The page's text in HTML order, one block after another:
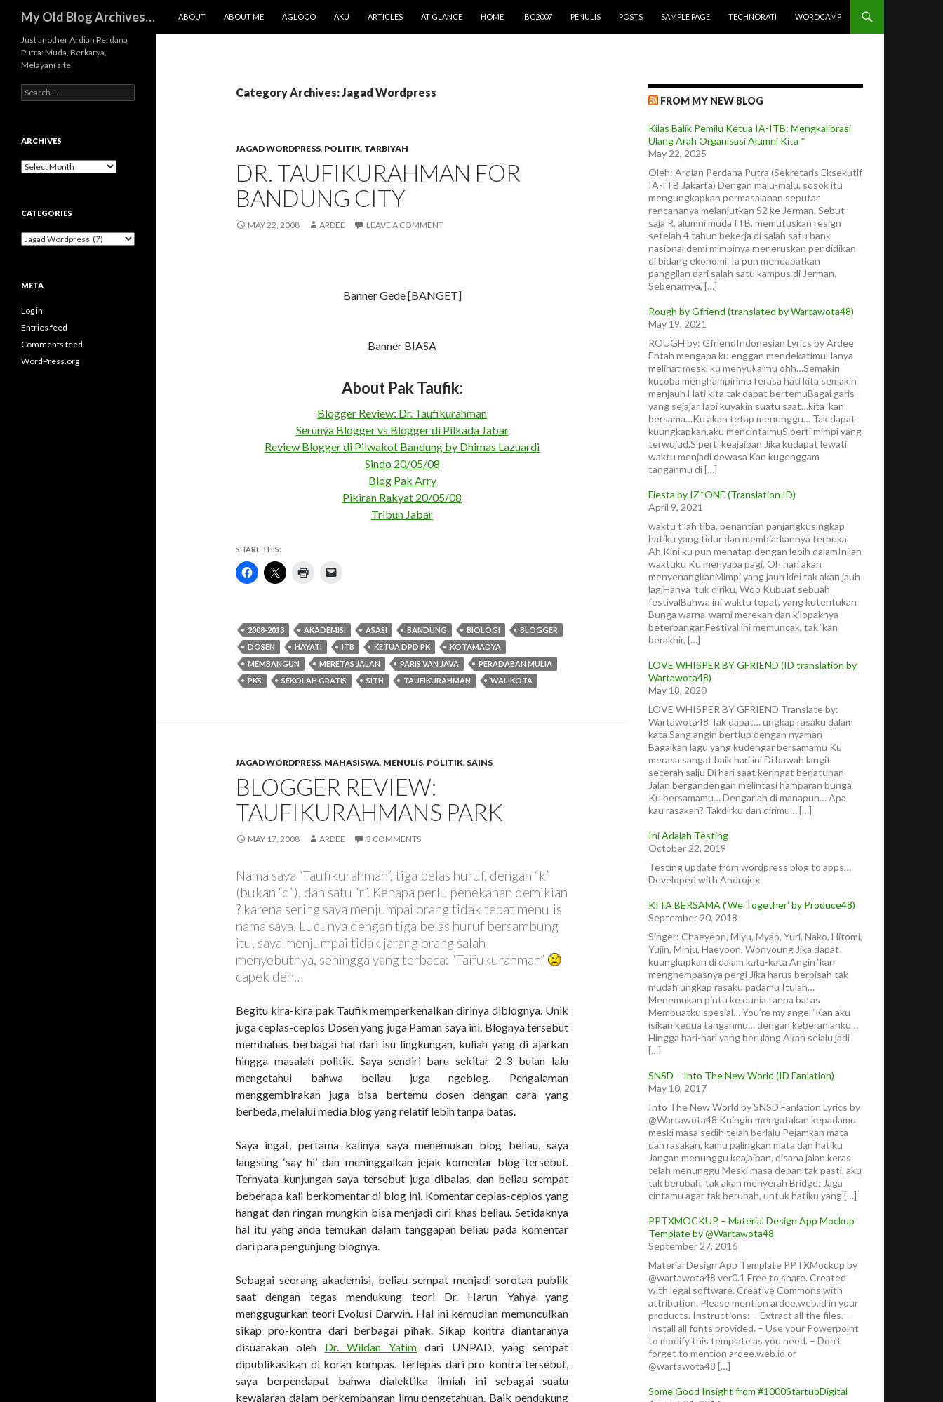
My Old Blog Archives…
ABOUT
ABOUT ME AGLOCO AKU ARTICLES AT GLANCE HOME IBC2007 PENULIS POSTS SAMPLE PAGE TECHNORATI WORDCAMP
Category Archives: Jagad Wordpress
JAGAD WORDPRESS, POLITIK, TARBIYAH
DR. TAUFIKURAHMAN FOR
BANDUNG CITY
MAY 22, 2008 ARDEE LEAVE A COMMENT
Banner Gede [BANGET]
Banner BIASA
About Pak Taufik:
Blogger Review: Dr. Taufikurahman
Serunya Blogger vs Blogger di Pilkada Jabar
Review Blogger di Pilwakot Bandung by Dhimas Lazuardi
Sindo 20/05/08
Blog Pak Arry
Pikiran Rakyat 20/05/08
Tribun Jabar
SHARE THIS:
2008-2013 AKADEMISI ASASI BANDUNG BIOLOGI
BLOGGER
DOSEN
HAYATI ITB KETUA DPD PK
KOTAMADYA
MEMBANGUN
MERETAS JALAN PARIS VAN JAVA
PERADABAN MULIA
PKS
SEKOLAH GRATIS SITH TAUFIKURAHMAN WALIKOTA
JAGAD WORDPRESS, MAHASISWA, MENULIS, POLITIK, SAINS
BLOGGER REVIEW:
TAUFIKURAHMANS PARK
MAY 17, 2008 ARDEE 3 COMMENTS
Nama saya “Taufikurahman”, tiga belas huruf, dengan “k”
(bukan “q”), dan satu “r”. Kenapa perlu penekanan demikian
? karena sering saya menjumpai orang tidak tepat menulis
nama saya. Lucunya dengan tiga belas huruf bersambung
itu, saya menjumpai tidak jarang orang salah
menyebutnya, sehingga yang terbaca: “Taifukurahman”
capek deh…
Begitu kira-kira pak Taufik memperkenalkan dirinya diblognya. Unik
juga ceplas-ceplos Dosen yang juga Paman saya ini. Blognya tersebut
membahas berbagai hal dari isu lingkungan, kuliah yang di ajarkan
hingga masalah politik. Saya sendiri baru sekitar 2-3 bulan lalu
mengetahui bahwa beliau juga ngeblog. Pengalaman
menggembirakan juga bisa bertemu dosen dengan cara yang
berbeda, melalui media blog yang relatif lebih tanpa batas.
Saya ingat, pertama kalinya saya menemukan blog beliau, saya
langsung ‘say hi’ dan meninggalkan jejak komentar blog tersebut.
Ternyata kunjungan saya tersebut juga dibalas, dan beliau sempat
beberapa kali berkomentar di blog ini. Komentar ceplas-ceplos yang
hangat dan ringan mungkin bisa menjadi ciri khas beliau. Setidaknya
hal itu yang anda temukan dalam tanggapan beliau pada komentar
dari para pengunjung blognya.
Sebagai seorang akademisi, beliau sempat menjadi sorotan publik
saat dengan tegas mendukung teori Dr. Harun Yahya yang
menggugurkan teori Evolusi Darwin. Hal ini kemudian memunculkan
sikap pro-kontra dari berbagai pihak. Sikap kontra diantaranya
disuarakan oleh Dr. Wildan Yatim dari UNPAD, yang sempat
dipublikasikan di koran kompas. Terlepas dari pro kontra tersebut,
saya berpendapat bahwa dialektika ilmiah ini sebagai suatu
kewajaran dalam perkembangan ilmu pengetahuan. Baik pendukung
FROM MY NEW BLOG
Kilas Balik Pemilu Ketua IA-ITB: Mengkalibrasi
Ulang Arah Organisasi Alumni Kita *
May 22, 2025
Oleh: Ardian Perdana Putra (Sekretaris Eksekutif
IA-ITB Jakarta) Dengan malu-malu, sosok itu
mengungkapkan permasalahan seputar
rencananya melanjutkan S2 ke Jerman. Sebut
saja R, alumni muda ITB, memutuskan resign
setelah 4 tahun bekerja di salah satu bank
nasional demi mimpinya meneruskan pendidikan
di bidang ekonomi. Ia pun mendapatkan
panggilan dari salah satu kampus di Jerman.
Sebenarnya, […]
Rough by Gfriend (translated by Wartawota48)
May 19, 2021
ROUGH by: GfriendIndonesian Lyrics by Ardee
Entah mengapa ku enggan mendekatimuHanya
melihat meski ku menyukaimu ohh…Semakin
kucoba menghampirimuTerasa hati kita semakin
menjauh Hati kita tak dapat bertemuBagai garis
yang sejajarTapi kuyakin suatu saat…kita ‘kan
bersama…Ku akan tetap menunggu… Tak dapat
kuungkapkan,aku mencintaimuS’perti mimpi yang
terwujud,S’perti keajaiban Jika kudapat lewati
waktu menjadi dewasa‘Kan kugenggam
tanganmu di […]
Fiesta by IZ*ONE (Translation ID)
April 9, 2021
waktu t’lah tiba, penantian panjangkusingkap
hatiku yang tidur dan membiarkannya terbuka
Ah.Kini ku pun menatap dengan lebih dalamInilah
waktuku Ku menyapa pagi, Oh hari akan
menyenangkanMimpi yang jauh kini tak akan jauh
lagiHanya ‘tuk diriku, Woo Kubuat sebuah
festivalBahwa ini waktu tepat, yang kutentukan
Bunga warna-warni merekah dan k’lopaknya
beterbanganFestival ini memuncak, tak ‘kan
berakhir, […]
LOVE WHISPER BY GFRIEND (ID translation by
Wartawota48)
May 18, 2020
LOVE WHISPER BY GFRIEND Translate by:
Wartawota48 Tak dapat… ungkap rasaku dalam
kata Sang angin bertiup dengan nyaman
Bagaikan lagu yang kudengar bersamamu Ku
merasa sangat baik hari ini Di bawah langit
secerah salju Di hari saat keringat berjatuhan
Jalan bergandengan melintasi hamparan bunga
Ku bersamamu… Dengarlah di manapun… Apa
kau rasakan? Takdirku dan dirimu… […]
Ini Adalah Testing
October 22, 2019
Testing update from wordpress blog to apps…
Developed with Androjex
KITA BERSAMA (‘We Together’ by Produce48)
September 20, 2018
Singer: Chaeyeon, Miyu, Myao, Yuri, Nako, Hitomi,
Yujin, Minju, Haeyoon, Wonyoung Jika dapat
kuungkapkan di dalam kata-kata Angin ‘kan
menghempasnya pergi Jika harus berpisah tak
mudah ungkap rasaku padamu Itulah…
Menemukan pintu ke dunia tanpa batas
Membuatku spesial… You’re my angel ‘Kan aku
isikan kedua tanganmu… dengan keberanianku…
Hingga hari-hari yang berulang Akan selalu jadi
[…]
SNSD – Into The New World (ID Fanlation)
May 10, 2017
Into The New World by SNSD Fanlation Lyrics by
@Wartawota48 Kuingin mengatakan kepadamu,
meski masa sedih telah berlalu Pejamkan mata
dan rasakan, kamu palingkan mata dan hatiku
Jangan menunggu keajaiban, disana jalan keras
telah menunggu Meski masa depan tak pasti, aku
tak berubah, tak akan menyerah Bridge: Jaga
cintamu agar tak berubah, untuk hatiku yang […]
PPTXMOCKUP – Material Design App Mockup
Template by @Wartawota48
September 27, 2016
Material Design App Template PPTXMockup by
@wartawota48 ver0.1 Free to share. Created
with legal software. Creative Commons with
attribution. Please mention ardee.web.id in your
products. Instructions: – Extract all the files. –
Install all fonts provided. – Use your Powerpoint
to modify this template as you need. – Don’t
forget to mention ardee.web.id or
@wartawota48 […]
Some Good Insight from #1000StartupDigital
Just another Ardian Perdana
Putra: Muda, Berkarya,
Melayani site
Search
for:
ARCHIVES
Archives
CATEGORIES
Categories
META
Log in
Entries feed
Comments feed
WordPress.org